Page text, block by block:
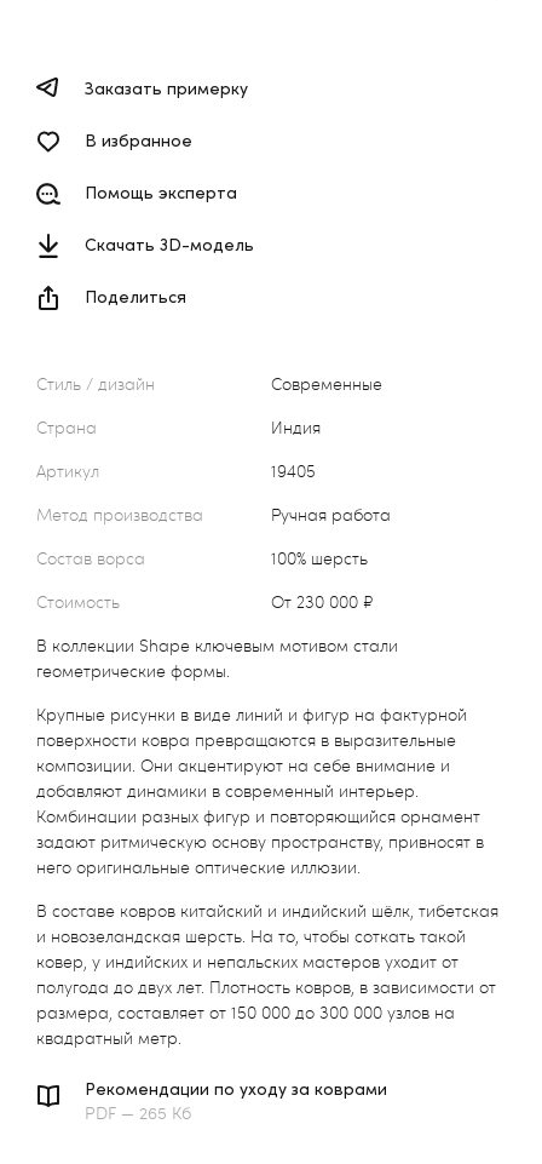
Стиль / дизайн
Современные
Страна
Индия
Артикул
19405
Метод производства
Ручная работа
Состав ворса
100% шерсть
Стоимость
от 230 000 ₽
В коллекции Shape ключевым мотивом стали
геометрические формы.
Крупные рисунки в виде линий и фигур на фактурной
поверхности ковра превращаются в выразительные
композиции. Они акцентируют на себе внимание и
добавляют динамики в современный интерьер.
Комбинации разных фигур и повторяющийся орнамент
задают ритмическую основу пространству, привносят в
него оригинальные оптические иллюзии.
В составе ковров китайский и индийский шёлк, тибетская
и новозеландская шерсть. На то, чтобы соткать такой
ковер, у индийских и непальских мастеров уходит от
полугода до двух лет. Плотность ковров, в зависимости от
размера, составляет от 150 000 до 300 000 узлов на
квадратный метр.
Рекомендации по уходу за коврами
PDF — 265 Кб
Заказать примерку
В избранное
Помощь эксперта
Скачать 3D-модель
Поделиться